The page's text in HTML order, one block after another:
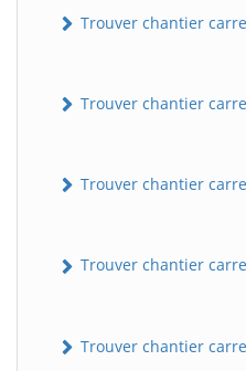
Trouver chantier
Trouver chantier
Trouver chantier
Trouver chantier
Trouver chantier